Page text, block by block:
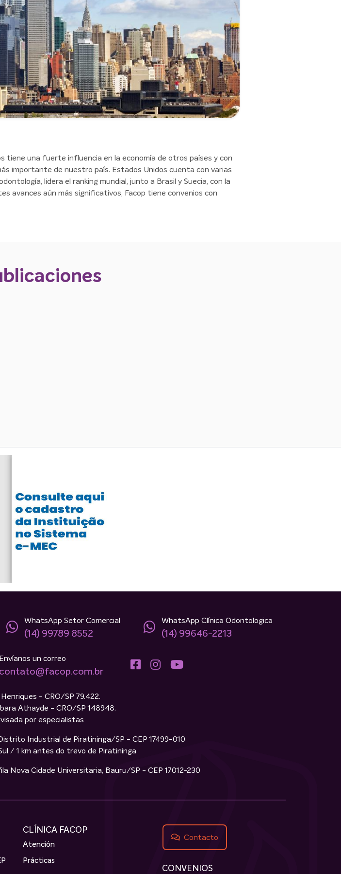
tiene una fuerte influencia en la economía de otros países y con
importante de nuestro país. Estados Unidos cuenta con varias
lidera el ranking mundial, junto a Brasil y Suecia, con la
avances aún más significativos, Facop tiene convenios con
WhatsApp Setor Comercial
(14) 99789 8552
WhatsApp Clínica Odontologica
(14) 99646-2213
Envíanos un correo
contato@facop.com.br
Henriques - CRO/SP 79.422.
Athayde - CRO/SP 148948.
por especialistas
Industrial de Piratininga/SP - CEP 17499-010
/ 1 km antes do trevo de Piratininga
Nova Cidade Universitaria, Bauru/SP - CEP 17012-230
CLÍNICA FACOP
Atención
Prácticas
Contacto
CONVENIOS